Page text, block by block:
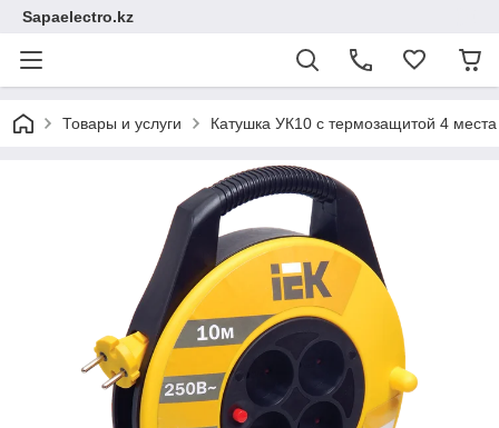
Sapaelectro.kz
Товары и услуги Катушка УК10 с термозащитой 4